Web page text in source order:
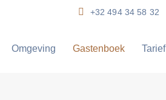
+32 494 34 58 32
Omgeving Gastenboek Tarief